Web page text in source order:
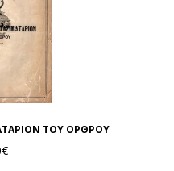
ΤΟΥ ΟΡΘΡΟΥ